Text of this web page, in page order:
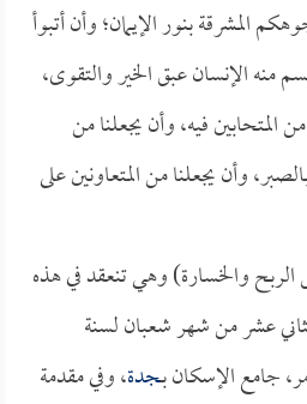
المشرقة بنور الإيمان؛ وأن أتبوأ
منه الإنسان عبق الخير والتقوى،
المتحابين فيه، وأن يجعلنا من
وأن يجعلنا من المتعاونين على
والخسارة) وهي تنعقد في هذه
عشر من شهر شعبان لسنة
جدة، وفي مقدمة